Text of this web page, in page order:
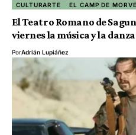
CULTURARTE EL CAMP DE
El Teatro Romano de
viernes la música y la danza
PorAdrián Lupiáñez